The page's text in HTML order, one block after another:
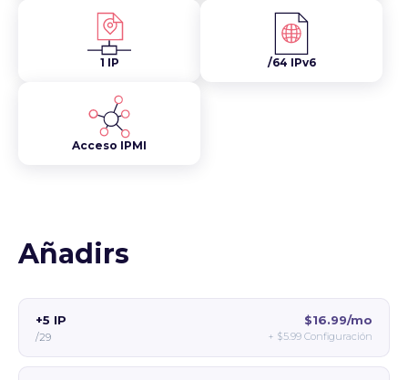
1 IP /64 IPv6
Acceso IPMI
Añadirs
+5 IP
/29
$16.99/mo
+ $5.99 Configuración